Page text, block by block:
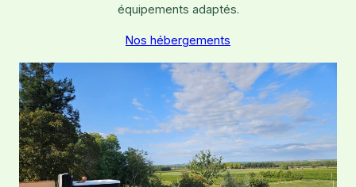
équipements adaptés.
Nos hébergements